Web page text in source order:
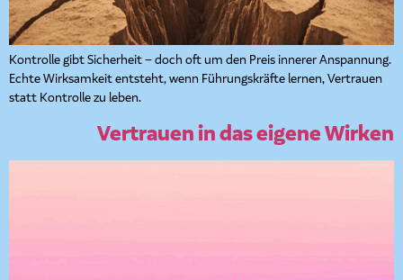
Kontrolle gibt Sicherheit – doch oft um den Preis innerer Anspannung.
Echte Wirksamkeit entsteht, wenn Führungskräfte lernen, Vertrauen
statt Kontrolle zu leben.
Vertrauen in das eigene Wirken